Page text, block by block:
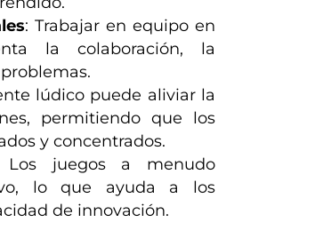
: Trabajar en equipo en
la colaboración, la
lúdico puede aliviar la
permitiendo que los
y concentrados.
juegos a menudo
lo que ayuda a los
de innovación.